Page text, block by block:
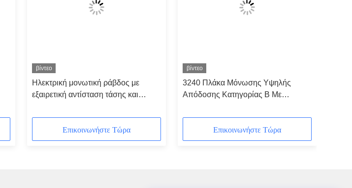
βίντεο
Ηλεκτρική μονωτική ράβδος με
εξαιρετική αντίσταση τάσης και
Επικοινωνήστε Τώρα
βίντεο
3240 Πλάκα Μόνωσης Υψηλής
Απόδοσης Κατηγορίας Β Με
Επικοινωνήστε Τώρα